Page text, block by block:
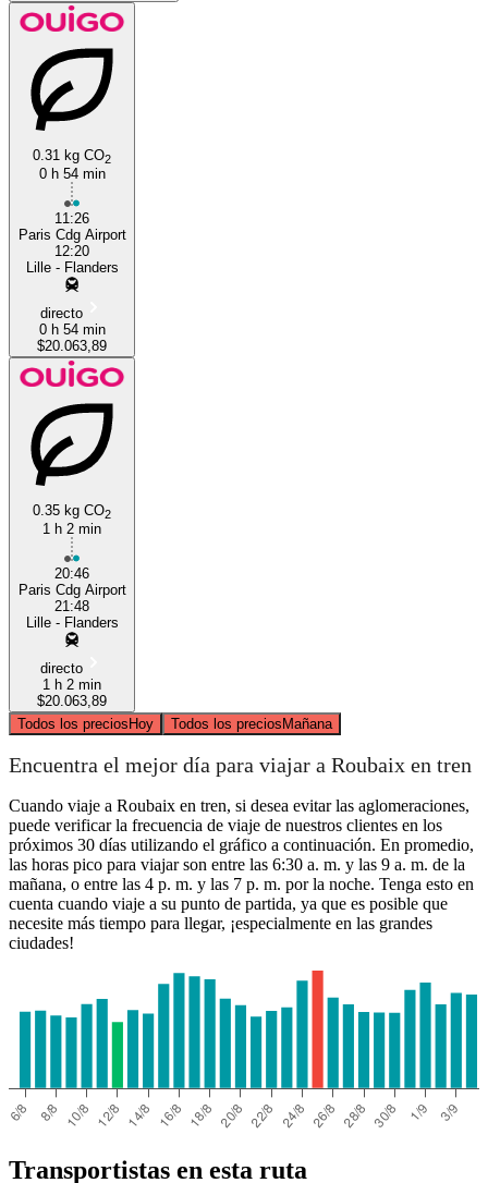
0.31 kg CO2
0 h 54 min
11:26
Paris Cdg Airport
12:20
Lille - Flanders
directo
0 h 54 min
$20.063,89
0.35 kg CO2
1 h 2 min
20:46
Paris Cdg Airport
21:48
Lille - Flanders
directo
1 h 2 min
$20.063,89
Todos los preciosHoy Todos los preciosMañana
Encuentra el mejor día para viajar a Roubaix en tren
Cuando viaje a Roubaix en tren, si desea evitar las aglomeraciones,
puede verificar la frecuencia de viaje de nuestros clientes en los
próximos 30 días utilizando el gráfico a continuación. En promedio,
las horas pico para viajar son entre las 6:30 a. m. y las 9 a. m. de la
mañana, o entre las 4 p. m. y las 7 p. m. por la noche. Tenga esto en
cuenta cuando viaje a su punto de partida, ya que es posible que
necesite más tiempo para llegar, ¡especialmente en las grandes
ciudades!
Transportistas en esta ruta